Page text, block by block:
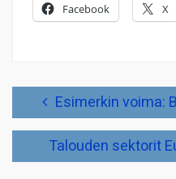
Facebook X
ArtikkelienEsimerkin voima:
Talouden sektorit